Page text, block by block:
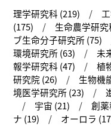
理学研究科 (219)
(175)
生命農学研究
ブ生命分子研究所 (75)
環境研究所 (63)
未
報学研究科 (47)
植
研究院 (26)
生物機
境医学研究所 (23)
宇宙 (21)
創
ナ (19)
オーロラ